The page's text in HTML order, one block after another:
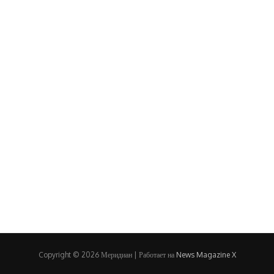
Copyright © 2026 Меридиан | Работает на News Magazine X